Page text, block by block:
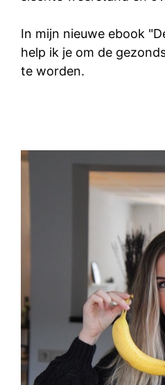
In mijn nieuwe ebook
help ik je om de
te worden.